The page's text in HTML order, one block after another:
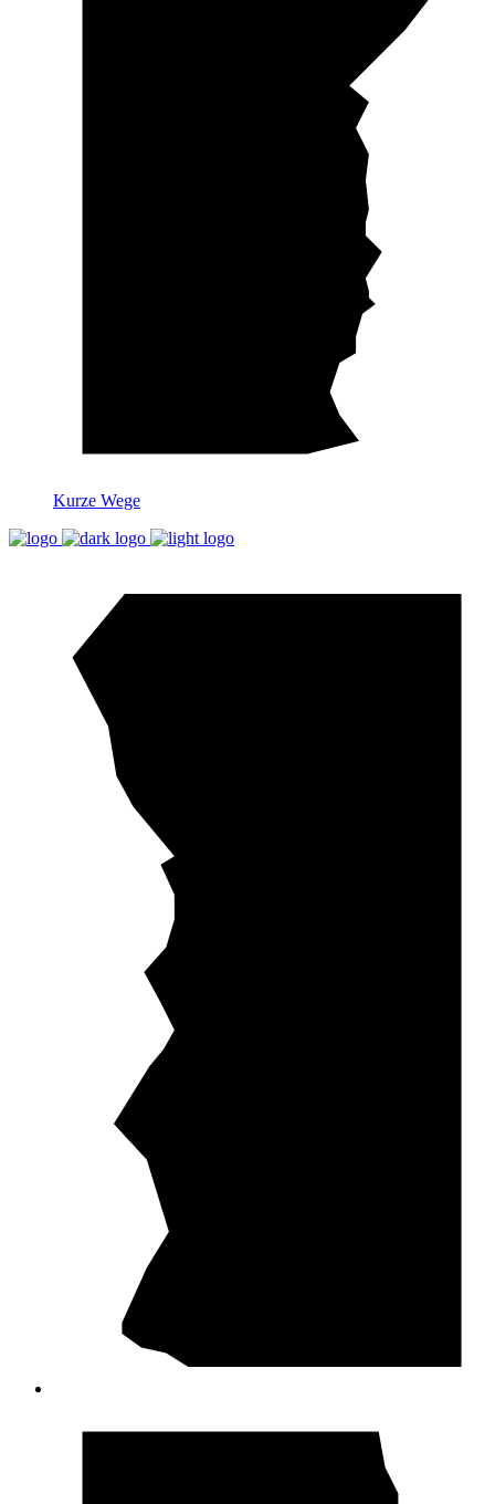
Kurze Wege